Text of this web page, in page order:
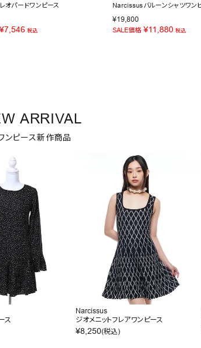
オパードワンピース
¥7,546 税込
Narcissusバルーンシャツワン
¥19,800
SALE価格 ¥11,880 税込
ARRIVAL
ンピース新作商品
ス
Narcissus
ジオメニットフレアワンピース
¥8,250(税込)